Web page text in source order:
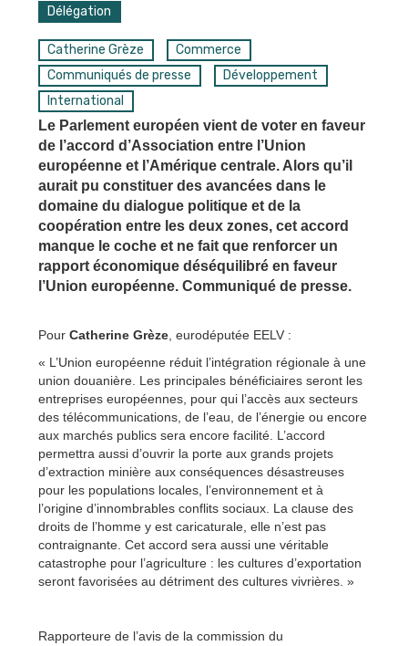
Délégation
Catherine Grèze
Commerce
Communiqués de presse
Développement
International
Le Parlement européen vient de voter en faveur
de l’accord d’Association entre l’Union
européenne et l’Amérique centrale. Alors qu’il
aurait pu constituer des avancées dans le
domaine du dialogue politique et de la
coopération entre les deux zones, cet accord
manque le coche et ne fait que renforcer un
rapport économique déséquilibré en faveur
l’Union européenne. Communiqué de presse.
Pour Catherine Grèze, eurodéputée EELV :
« L’Union européenne réduit l’intégration régionale à une
union douanière. Les principales bénéficiaires seront les
entreprises européennes, pour qui l’accès aux secteurs
des télécommunications, de l’eau, de l’énergie ou encore
aux marchés publics sera encore facilité. L’accord
permettra aussi d’ouvrir la porte aux grands projets
d’extraction minière aux conséquences désastreuses
pour les populations locales, l’environnement et à
l’origine d’innombrables conflits sociaux. La clause des
droits de l’homme y est caricaturale, elle n’est pas
contraignante. Cet accord sera aussi une véritable
catastrophe pour l’agriculture : les cultures d’exportation
seront favorisées au détriment des cultures vivrières. »
Rapporteure de l’avis de la commission du